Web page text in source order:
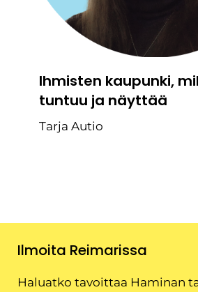
Ihmisten kaupunki,
tuntuu ja näyttää
Tarja Autio
Ilmoita Reimarissa
Haluatko tavoittaa Haminan